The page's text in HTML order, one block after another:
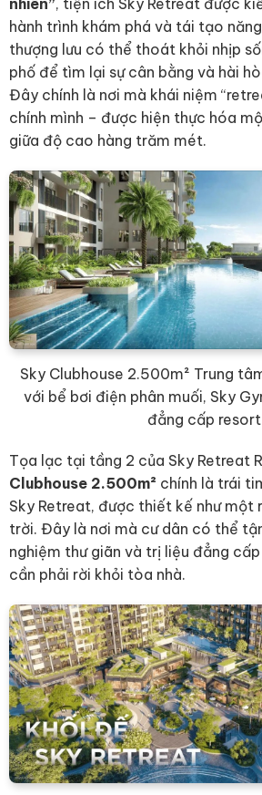
hành trình khám phá và tái tạo
thượng lưu có thể thoát khỏi nhịp
phố để tìm lại sự cân bằng và hài
Đây chính là nơi mà khái niệm
chính mình – được hiện thực hóa
giữa độ cao hàng trăm mét.
Sky Clubhouse 2.500m² Trung
với bể bơi điện phân muối, Sky
đẳng cấp resort
Tọa lạc tại tầng 2 của Sky Retreat
Clubhouse 2.500m² chính là trái
Sky Retreat, được thiết kế như một
trời. Đây là nơi mà cư dân có thể
nghiệm thư giãn và trị liệu đẳng
cần phải rời khỏi tòa nhà.